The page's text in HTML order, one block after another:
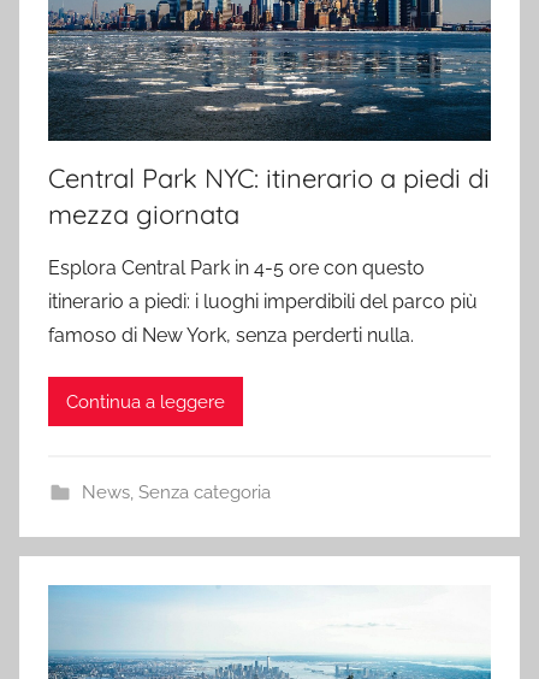
Central Park NYC: itinerario a piedi di
mezza giornata
Esplora Central Park in 4-5 ore con questo
itinerario a piedi: i luoghi imperdibili del parco più
famoso di New York, senza perderti nulla.
Continua a leggere
News, Senza categoria